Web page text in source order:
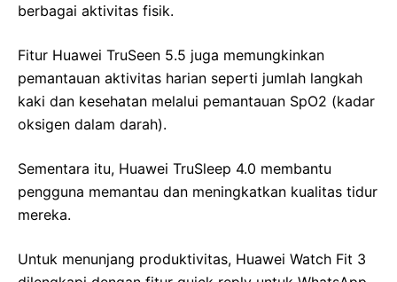
berbagai aktivitas fisik.
Fitur Huawei TruSeen 5.5 juga memungkinkan
pemantauan aktivitas harian seperti jumlah langkah
kaki dan kesehatan melalui pemantauan SpO2 (kadar
oksigen dalam darah).
Sementara itu, Huawei TruSleep 4.0 membantu
pengguna memantau dan meningkatkan kualitas tidur
mereka.
Untuk menunjang produktivitas, Huawei Watch Fit 3